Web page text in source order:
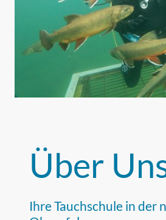
Über
Ihre Tauchschule in der